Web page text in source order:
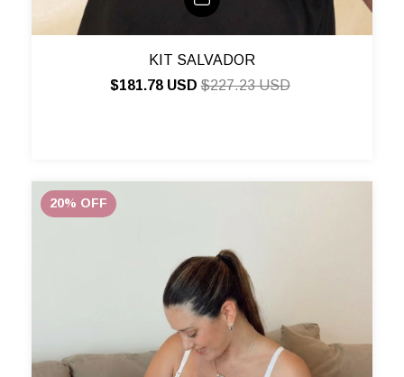
KIT SALVADOR
$181.78 USD$227.23 USD
20% OFF